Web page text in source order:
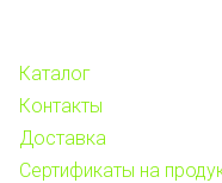
Каталог
Контакты
Доставка
Сертификаты на